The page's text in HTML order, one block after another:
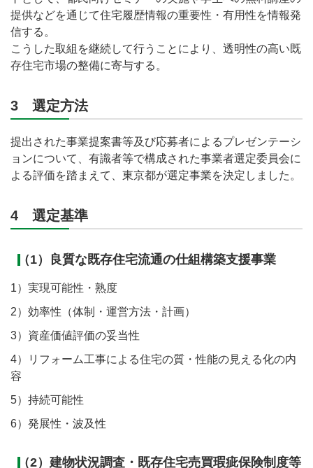
提供などを通じて住宅履歴情報の重要性・有用性を情報発
信する。
こうした取組を継続して行うことにより、透明性の高い既
存住宅市場の整備に寄与する。
3 選定方法
提出された事業提案書等及び応募者によるプレゼンテーシ
ョンについて、有識者等で構成された事業者選定委員会に
よる評価を踏まえて、東京都が選定事業を決定しました。
4 選定基準
（1）良質な既存住宅流通の仕組構築支援事業
1）実現可能性・熟度
2）効率性（体制・運営方法・計画）
3）資産価値評価の妥当性
4）リフォーム工事による住宅の質・性能の見える化の内
容
5）持続可能性
6）発展性・波及性
（2）建物状況調査・既存住宅売買瑕疵保険制度等